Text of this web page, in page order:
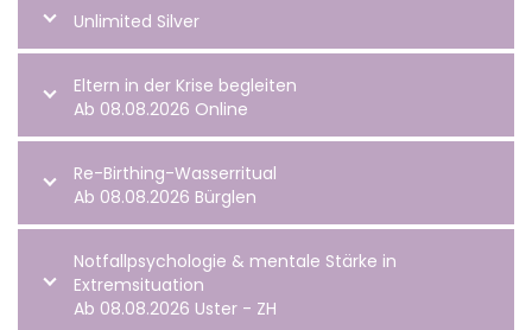
Unlimited Silver
Eltern in der Krise begleiten
Ab 08.08.2026 Online
Re-Birthing-Wasserritual
Ab 08.08.2026 Bürglen
Notfallpsychologie & mentale Stärke in
Extremsituation
Ab 08.08.2026 Uster - ZH